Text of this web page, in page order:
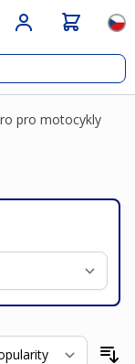
pro motocykly